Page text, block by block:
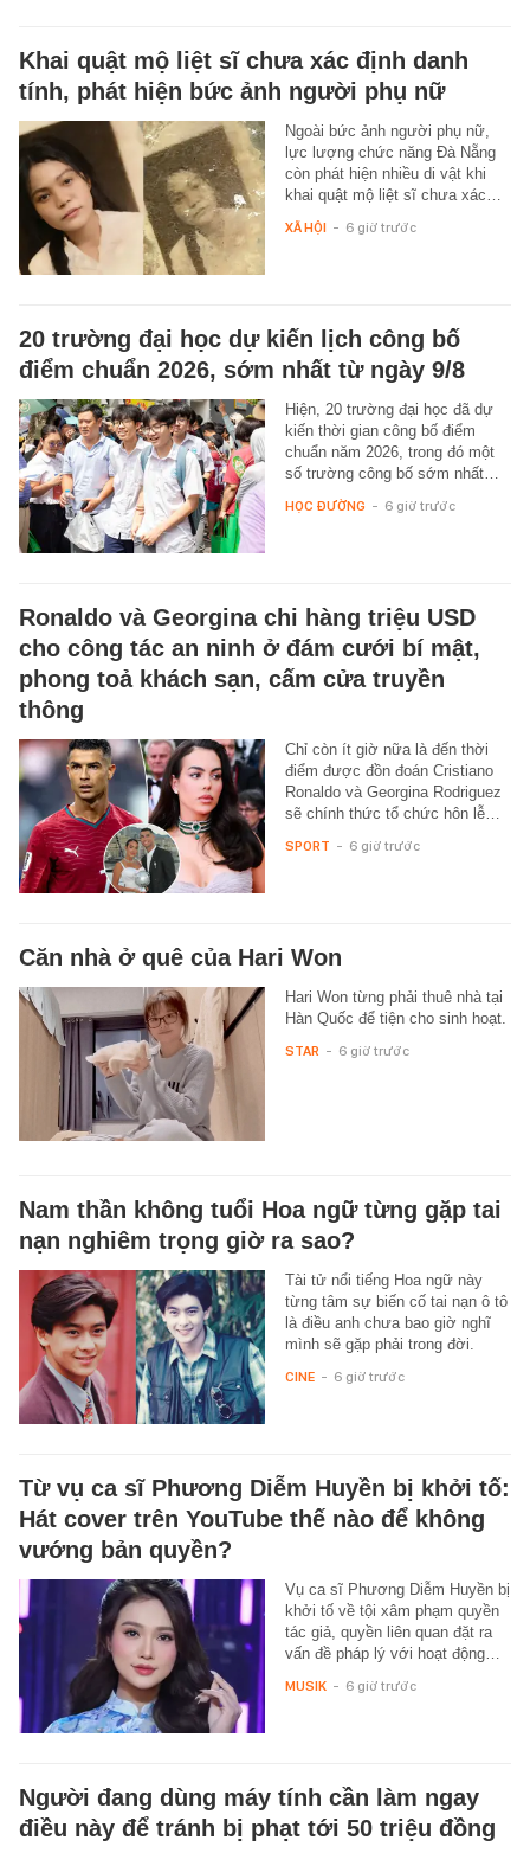
Khai quật mộ liệt sĩ chưa xác định danh
tính, phát hiện bức ảnh người phụ nữ
Ngoài bức ảnh người phụ nữ,
lực lượng chức năng Đà Nẵng
còn phát hiện nhiều di vật khi
khai quật mộ liệt sĩ chưa xác…
XÃ HỘI - 6 giờ trước
20 trường đại học dự kiến lịch công bố
điểm chuẩn 2026, sớm nhất từ ngày 9/8
Hiện, 20 trường đại học đã dự
kiến thời gian công bố điểm
chuẩn năm 2026, trong đó một
số trường công bố sớm nhất…
HỌC ĐƯỜNG - 6 giờ trước
Ronaldo và Georgina chi hàng triệu USD
cho công tác an ninh ở đám cưới bí mật,
phong toả khách sạn, cấm cửa truyền
thông
Chỉ còn ít giờ nữa là đến thời
điểm được đồn đoán Cristiano
Ronaldo và Georgina Rodriguez
sẽ chính thức tổ chức hôn lễ…
SPORT - 6 giờ trước
Căn nhà ở quê của Hari Won
Hari Won từng phải thuê nhà tại
Hàn Quốc để tiện cho sinh hoạt.
STAR - 6 giờ trước
Nam thần không tuổi Hoa ngữ từng gặp tai
nạn nghiêm trọng giờ ra sao?
Tài tử nổi tiếng Hoa ngữ này
từng tâm sự biến cố tai nạn ô tô
là điều anh chưa bao giờ nghĩ
mình sẽ gặp phải trong đời.
CINE - 6 giờ trước
Từ vụ ca sĩ Phương Diễm Huyền bị khởi tố:
Hát cover trên YouTube thế nào để không
vướng bản quyền?
Vụ ca sĩ Phương Diễm Huyền bị
khởi tố về tội xâm phạm quyền
tác giả, quyền liên quan đặt ra
vấn đề pháp lý với hoạt động…
MUSIK - 6 giờ trước
Người đang dùng máy tính cần làm ngay
điều này để tránh bị phạt tới 50 triệu đồng